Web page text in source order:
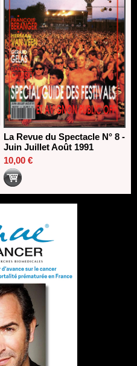
La Revue du Spectacle N° 8 -
Juin Juillet Août 1991
10,00 €